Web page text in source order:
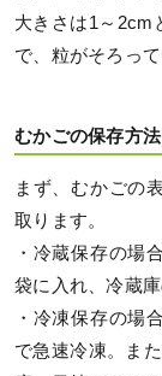
大きさは1～2cm
で、粒がそろっ
むかごの保存方法
まず、むかごの
取ります。
・冷蔵保存の場
袋に入れ、冷蔵
・冷凍保存の場
で急速冷凍。ま